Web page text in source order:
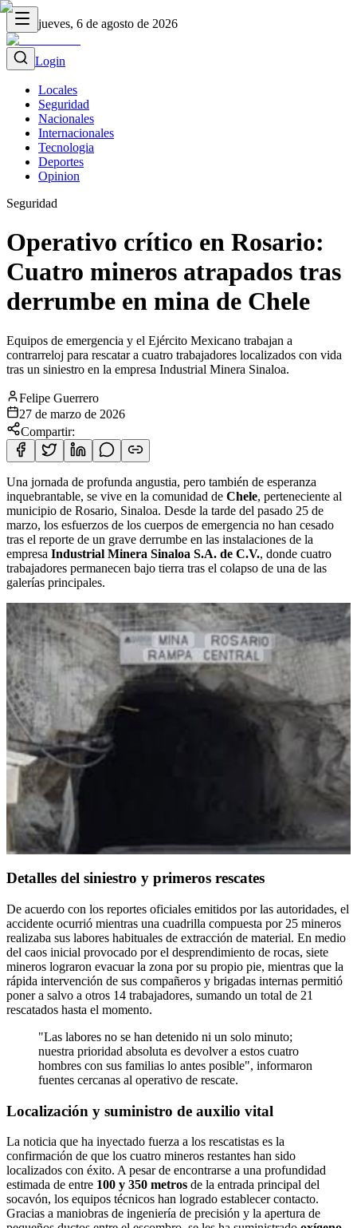
jueves, 6 de agosto de 2026
Login
Locales
Seguridad
Nacionales
Internacionales
Tecnologia
Deportes
Opinion
Seguridad
Operativo crítico en Rosario:
Cuatro mineros atrapados tras
derrumbe en mina de Chele
Equipos de emergencia y el Ejército Mexicano trabajan a
contrarreloj para rescatar a cuatro trabajadores localizados con vida
tras un siniestro en la empresa Industrial Minera Sinaloa.
Felipe Guerrero
27 de marzo de 2026
Compartir:
Una jornada de profunda angustia, pero también de esperanza
inquebrantable, se vive en la comunidad de Chele, perteneciente al
municipio de Rosario, Sinaloa. Desde la tarde del pasado 25 de
marzo, los esfuerzos de los cuerpos de emergencia no han cesado
tras el reporte de un grave derrumbe en las instalaciones de la
empresa Industrial Minera Sinaloa S.A. de C.V., donde cuatro
trabajadores permanecen bajo tierra tras el colapso de una de las
galerías principales.
Detalles del siniestro y primeros rescates
De acuerdo con los reportes oficiales emitidos por las autoridades, el
accidente ocurrió mientras una cuadrilla compuesta por 25 mineros
realizaba sus labores habituales de extracción de material. En medio
del caos inicial provocado por el desprendimiento de rocas, siete
mineros lograron evacuar la zona por su propio pie, mientras que la
rápida intervención de sus compañeros y brigadas internas permitió
poner a salvo a otros 14 trabajadores, sumando un total de 21
rescatados hasta el momento.
"Las labores no se han detenido ni un solo minuto;
nuestra prioridad absoluta es devolver a estos cuatro
hombres con sus familias lo antes posible", informaron
fuentes cercanas al operativo de rescate.
Localización y suministro de auxilio vital
La noticia que ha inyectado fuerza a los rescatistas es la
confirmación de que los cuatro mineros restantes han sido
localizados con éxito. A pesar de encontrarse a una profundidad
estimada de entre 100 y 350 metros de la entrada principal del
socavón, los equipos técnicos han logrado establecer contacto.
Gracias a maniobras de ingeniería de precisión y la apertura de